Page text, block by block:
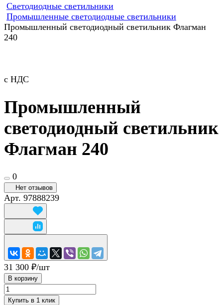
Светодиодные светильники
Промышленные светодиодные светильники
Промышленный светодиодный светильник Флагман
240
с НДС
Промышленный
светодиодный светильник
Флагман 240
0
Нет отзывов
Арт. 97888239
31 300 ₽/шт
В корзину
Купить в 1 клик